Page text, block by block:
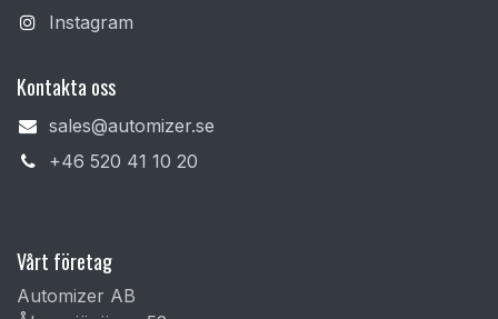
Instagram
Kontakta oss
sales@automizer.se
+4​6 520 41 10 20​
Vårt företag
Automizer AB